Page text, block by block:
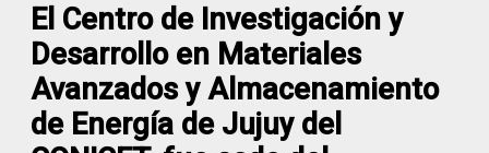
El Centro de Investigación y
Desarrollo en Materiales
Avanzados y Almacenamiento
de Energía de Jujuy del